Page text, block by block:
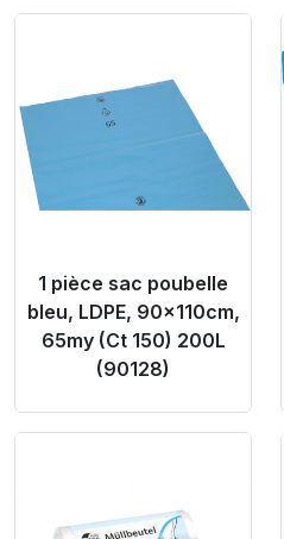
1 pièce sac poubelle
bleu, LDPE, 90x110cm,
65my (Ct 150) 200L
(90128)